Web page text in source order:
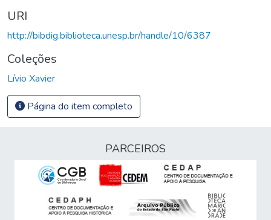
URI
http://bibdig.biblioteca.unesp.br/handle/10/6387
Coleções
Lívio Xavier
Página do item completo
PARCEIROS